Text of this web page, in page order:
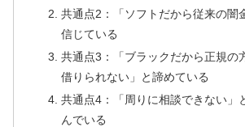
共通点2：「ソフトだから従来の闇
信じている
共通点3：「ブラックだから正規の
借りられない」と諦めている
共通点4：「周りに相談できない」
んでいる